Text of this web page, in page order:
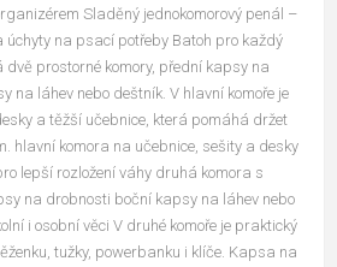
Sladěný jednokomorový penál –
úchyty na psací potřeby Batoh pro každý
dvě prostorné komory, přední kapsy na
na láhev nebo deštník. V hlavní komoře je
a těžší učebnice, která pomáhá držet
hlavní komora na učebnice, sešity a desky
lepší rozložení váhy druhá komora s
na drobnosti boční kapsy na láhev nebo
i osobní věci V druhé komoře je praktický
tužky, powerbanku i klíče. Kapsa na